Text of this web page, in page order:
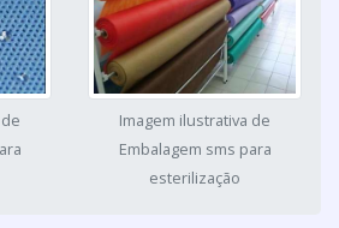
Imagem ilustrativa de
Embalagem sms para
esterilização